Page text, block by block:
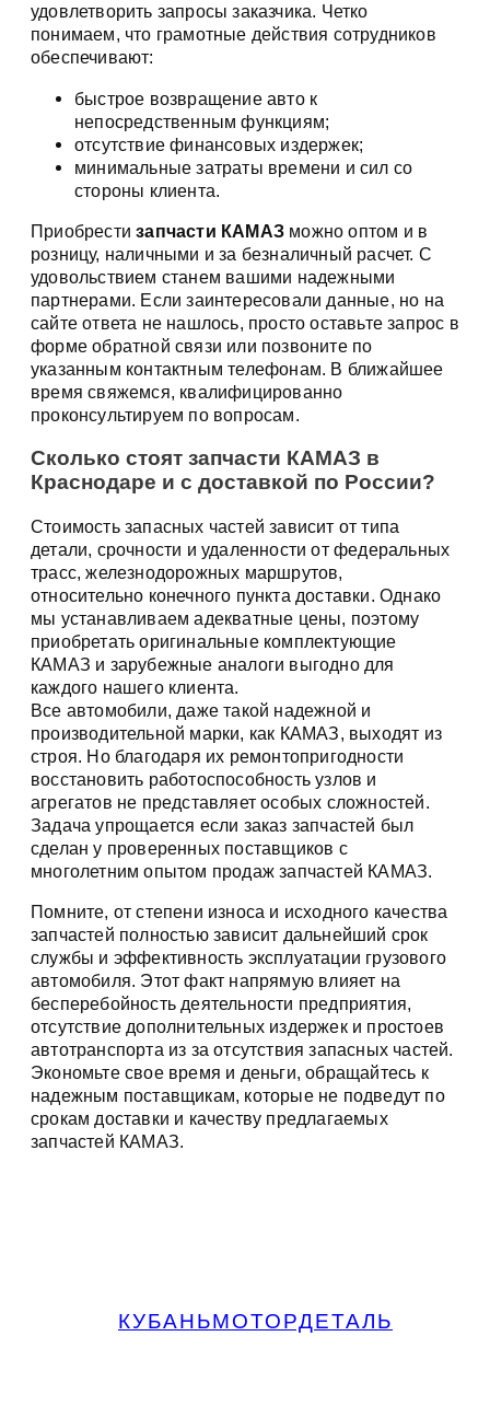
удовлетворить запросы заказчика. Четко
понимаем, что грамотные действия сотрудников
обеспечивают:
быстрое возвращение авто к
непосредственным функциям;
отсутствие финансовых издержек;
минимальные затраты времени и сил со
стороны клиента.
Приобрестизапчасти КАМАЗ можно оптом и в
розницу, наличными и за безналичный расчет. С
удовольствием станем вашими надежными
партнерами. Если заинтересовали данные, но на
сайте ответа не нашлось, просто оставьте запрос в
форме обратной связи или позвоните по
указанным контактным телефонам. В ближайшее
время свяжемся, квалифицированно
проконсультируем по вопросам.
Сколько стоят запчасти КАМАЗ в
Краснодаре и с доставкой по России?
Стоимость запасных частей зависит от типа
детали, срочности и удаленности от федеральных
трасс, железнодорожных маршрутов,
относительно конечного пункта доставки. Однако
мы устанавливаем адекватные цены, поэтому
приобретать оригинальные комплектующие
КАМАЗ и зарубежные аналоги выгодно для
каждого нашего клиента.
Все автомобили, даже такой надежной и
производительной марки, как КАМАЗ, выходят из
строя. Но благодаря их ремонтопригодности
восстановить работоспособность узлов и
агрегатов не представляет особых сложностей.
Задача упрощается если заказ запчастей был
сделан у проверенных поставщиков с
многолетним опытом продаж запчастей КАМАЗ.
Помните, от степени износа и исходного качества
запчастей полностью зависит дальнейший срок
службы и эффективность эксплуатации грузового
автомобиля. Этот факт напрямую влияет на
бесперебойность деятельности предприятия,
отсутствие дополнительных издержек и простоев
автотранспорта из за отсутствия запасных частей.
Экономьте свое время и деньги, обращайтесь к
надежным поставщикам, которые не подведут по
срокам доставки и качеству предлагаемых
запчастей КАМАЗ.
КУБАНЬМОТОРДЕТАЛЬ